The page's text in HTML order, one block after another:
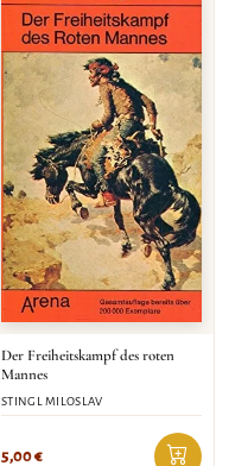
Der Freiheitskampf des roten
Mannes
STINGL MILOSLAV
5,00€